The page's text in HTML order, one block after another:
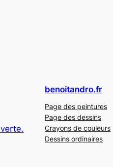
benoitandro.fr
Page des peintures
Page des dessins
Crayons de couleurs
Dessins ordinaires